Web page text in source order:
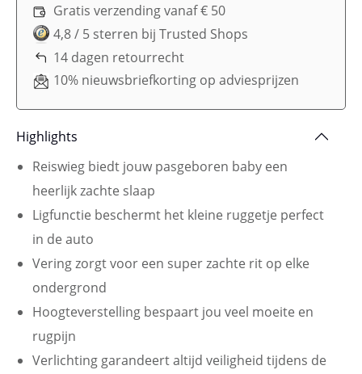
Gratis verzending vanaf € 50
4,8 / 5 sterren bij Trusted Shops
14 dagen retourrecht
10% nieuwsbriefkorting op adviesprijzen
Highlights
Reiswieg biedt jouw pasgeboren baby een
heerlijk zachte slaap
Ligfunctie beschermt het kleine ruggetje perfect
in de auto
Vering zorgt voor een super zachte rit op elke
ondergrond
Hoogteverstelling bespaart jou veel moeite en
rugpijn
Verlichting garandeert altijd veiligheid tijdens de